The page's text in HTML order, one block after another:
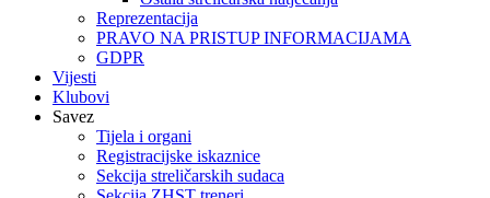
Reprezentacija
PRAVO NA PRISTUP INFORMACIJAMA
GDPR
Vijesti
Klubovi
Savez
Tijela i organi
Registracijske iskaznice
Sekcija streličarskih sudaca